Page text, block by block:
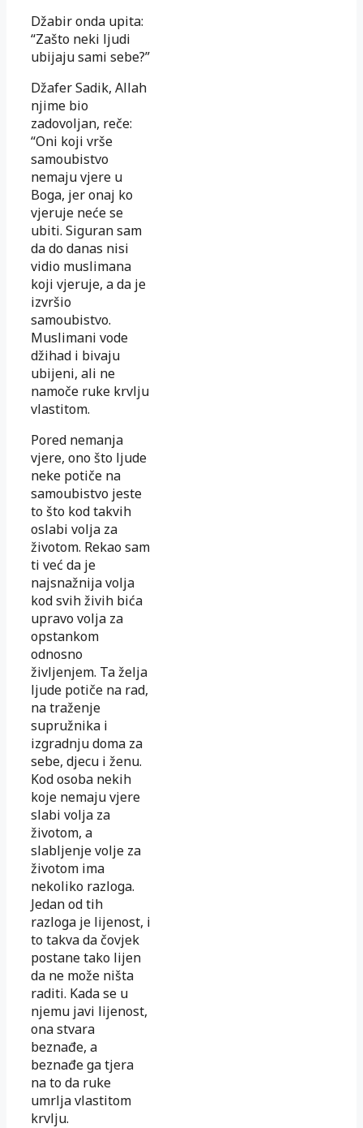
Džabir onda upita:
“Zašto neki ljudi
ubijaju sami sebe?”
Džafer Sadik, Allah
njime bio
zadovoljan, reče:
“Oni koji vrše
samoubistvo
nemaju vjere u
Boga, jer onaj ko
vjeruje neće se
ubiti. Siguran sam
da do danas nisi
vidio muslimana
koji vjeruje, a da je
izvršio
samoubistvo.
Muslimani vode
džihad i bivaju
ubijeni, ali ne
namoče ruke krvlju
vlastitom.
Pored nemanja
vjere, ono što ljude
neke potiče na
samoubistvo jeste
to što kod takvih
oslabi volja za
životom. Rekao sam
ti već da je
najsnažnija volja
kod svih živih bića
upravo volja za
opstankom
odnosno
življenjem. Ta želja
ljude potiče na rad,
na traženje
supružnika i
izgradnju doma za
sebe, djecu i ženu.
Kod osoba nekih
koje nemaju vjere
slabi volja za
životom, a
slabljenje volje za
životom ima
nekoliko razloga.
Jedan od tih
razloga je lijenost, i
to takva da čovjek
postane tako lijen
da ne može ništa
raditi. Kada se u
njemu javi lijenost,
ona stvara
beznađe, a
beznađe ga tjera
na to da ruke
umrlja vlastitom
krvlju.